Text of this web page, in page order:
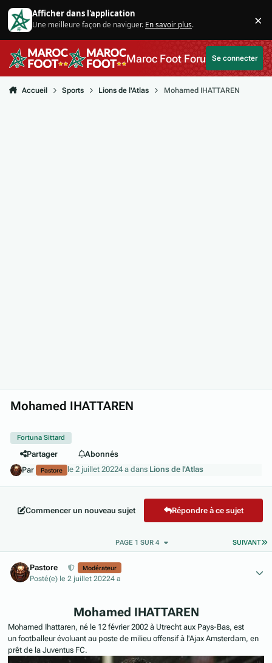
Aller au contenu
Afficher dans l'application
Une meilleure façon de naviguer. En savoir plus. ×
Maroc Foot ForumSe connecter
Accueil Sports Lions de l'Atlas Mohamed IHATTAREN
Mohamed IHATTAREN
Fortuna Sittard
Partager
Abonnés
Par
Pastore le 2 juillet 20224 a dans Lions de l'Atlas
Commencer un nouveau sujet Répondre à ce sujet
SUIVANT
PAGE 1 SUR 4
Pastore Modérateur
Posté(e) le 2 juillet 20224 a
Mohamed IHATTAREN
Mohamed Ihattaren, né le 12 février 2002 à Utrecht aux Pays-Bas, est
un footballeur évoluant au poste de milieu offensif à l'Ajax Amsterdam, en
prêt de la Juventus FC.